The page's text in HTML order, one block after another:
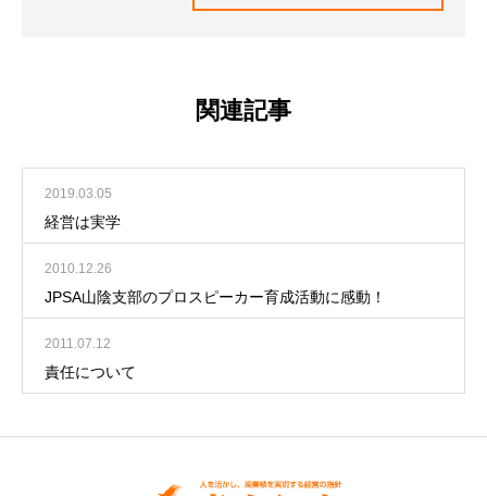
関連記事
2019.03.05
経営は実学
2010.12.26
JPSA山陰支部のプロスピーカー育成活動に感動！
2011.07.12
責任について